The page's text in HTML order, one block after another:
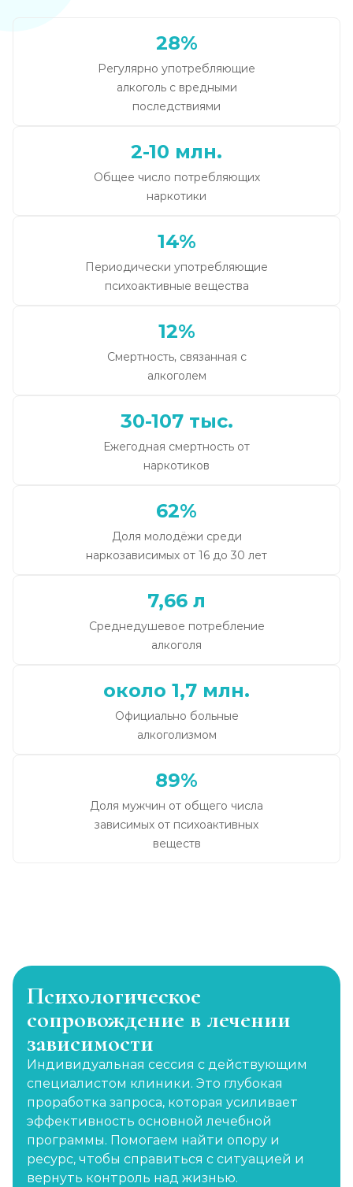
28%
Регулярно употребляющие
алкоголь с вредными
последствиями
2-10 млн.
Общее число потребляющих
наркотики
14%
Периодически употребляющие
психоактивные вещества
12%
Смертность, связанная с
алкоголем
30-107 тыс.
Ежегодная смертность от
наркотиков
62%
Доля молодёжи среди
наркозависимых от 16 до 30 лет
7,66 л
Среднедушевое потребление
алкоголя
около 1,7 млн.
Официально больные
алкоголизмом
89%
Доля мужчин от общего числа
зависимых от психоактивных
веществ
Психологическое
сопровождение в лечении
зависимости
Индивидуальная сессия с действующим
специалистом клиники. Это глубокая
проработка запроса, которая усиливает
эффективность основной лечебной
программы. Помогаем найти опору и
ресурс, чтобы справиться с ситуацией и
вернуть контроль над жизнью.